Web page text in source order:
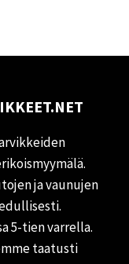
ja vaunujen
5-tien varrella.
taatusti